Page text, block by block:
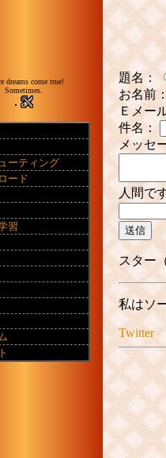
dreams come true!
Sometimes.
ーティング
ード
習
題名：
お名前
Ｅメー
件名：
メッセ
人間で
送信
スター
私はソ
Twitter